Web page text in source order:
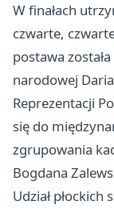
W finałach
czwarte,
postawa
narodowej
Reprezentacji
się do
zgrupowania
Bogdana
Udział